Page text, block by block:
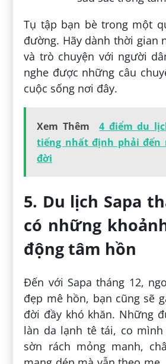
Tụ tập bạn bè trong một
đường. Hãy dành thời gian
và trò chuyện với người
nghe được những câu
cuộc sống nơi đây.
Xem Thêm
4 điểm du
tiếng nhất định phải đến
đời
5. Du lịch Sapa
có những
động tâm hồn
Đến với Sapa tháng 12,
đẹp mê hồn, bạn cũng sẽ
đời đầy khó khăn. Những
làn da lạnh tê tái, co
sờn rách mỏng manh,